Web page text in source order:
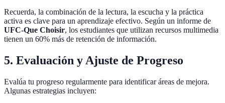
Recuerda, la combinación de la lectura, la escucha y la práctica
activa es clave para un aprendizaje efectivo. Según un informe de
UFC-Que Choisir, los estudiantes que utilizan recursos multimedia
tienen un 60% más de retención de información.
5. Evaluación y Ajuste de Progreso
Evalúa tu progreso regularmente para identificar áreas de mejora.
Algunas estrategias incluyen: